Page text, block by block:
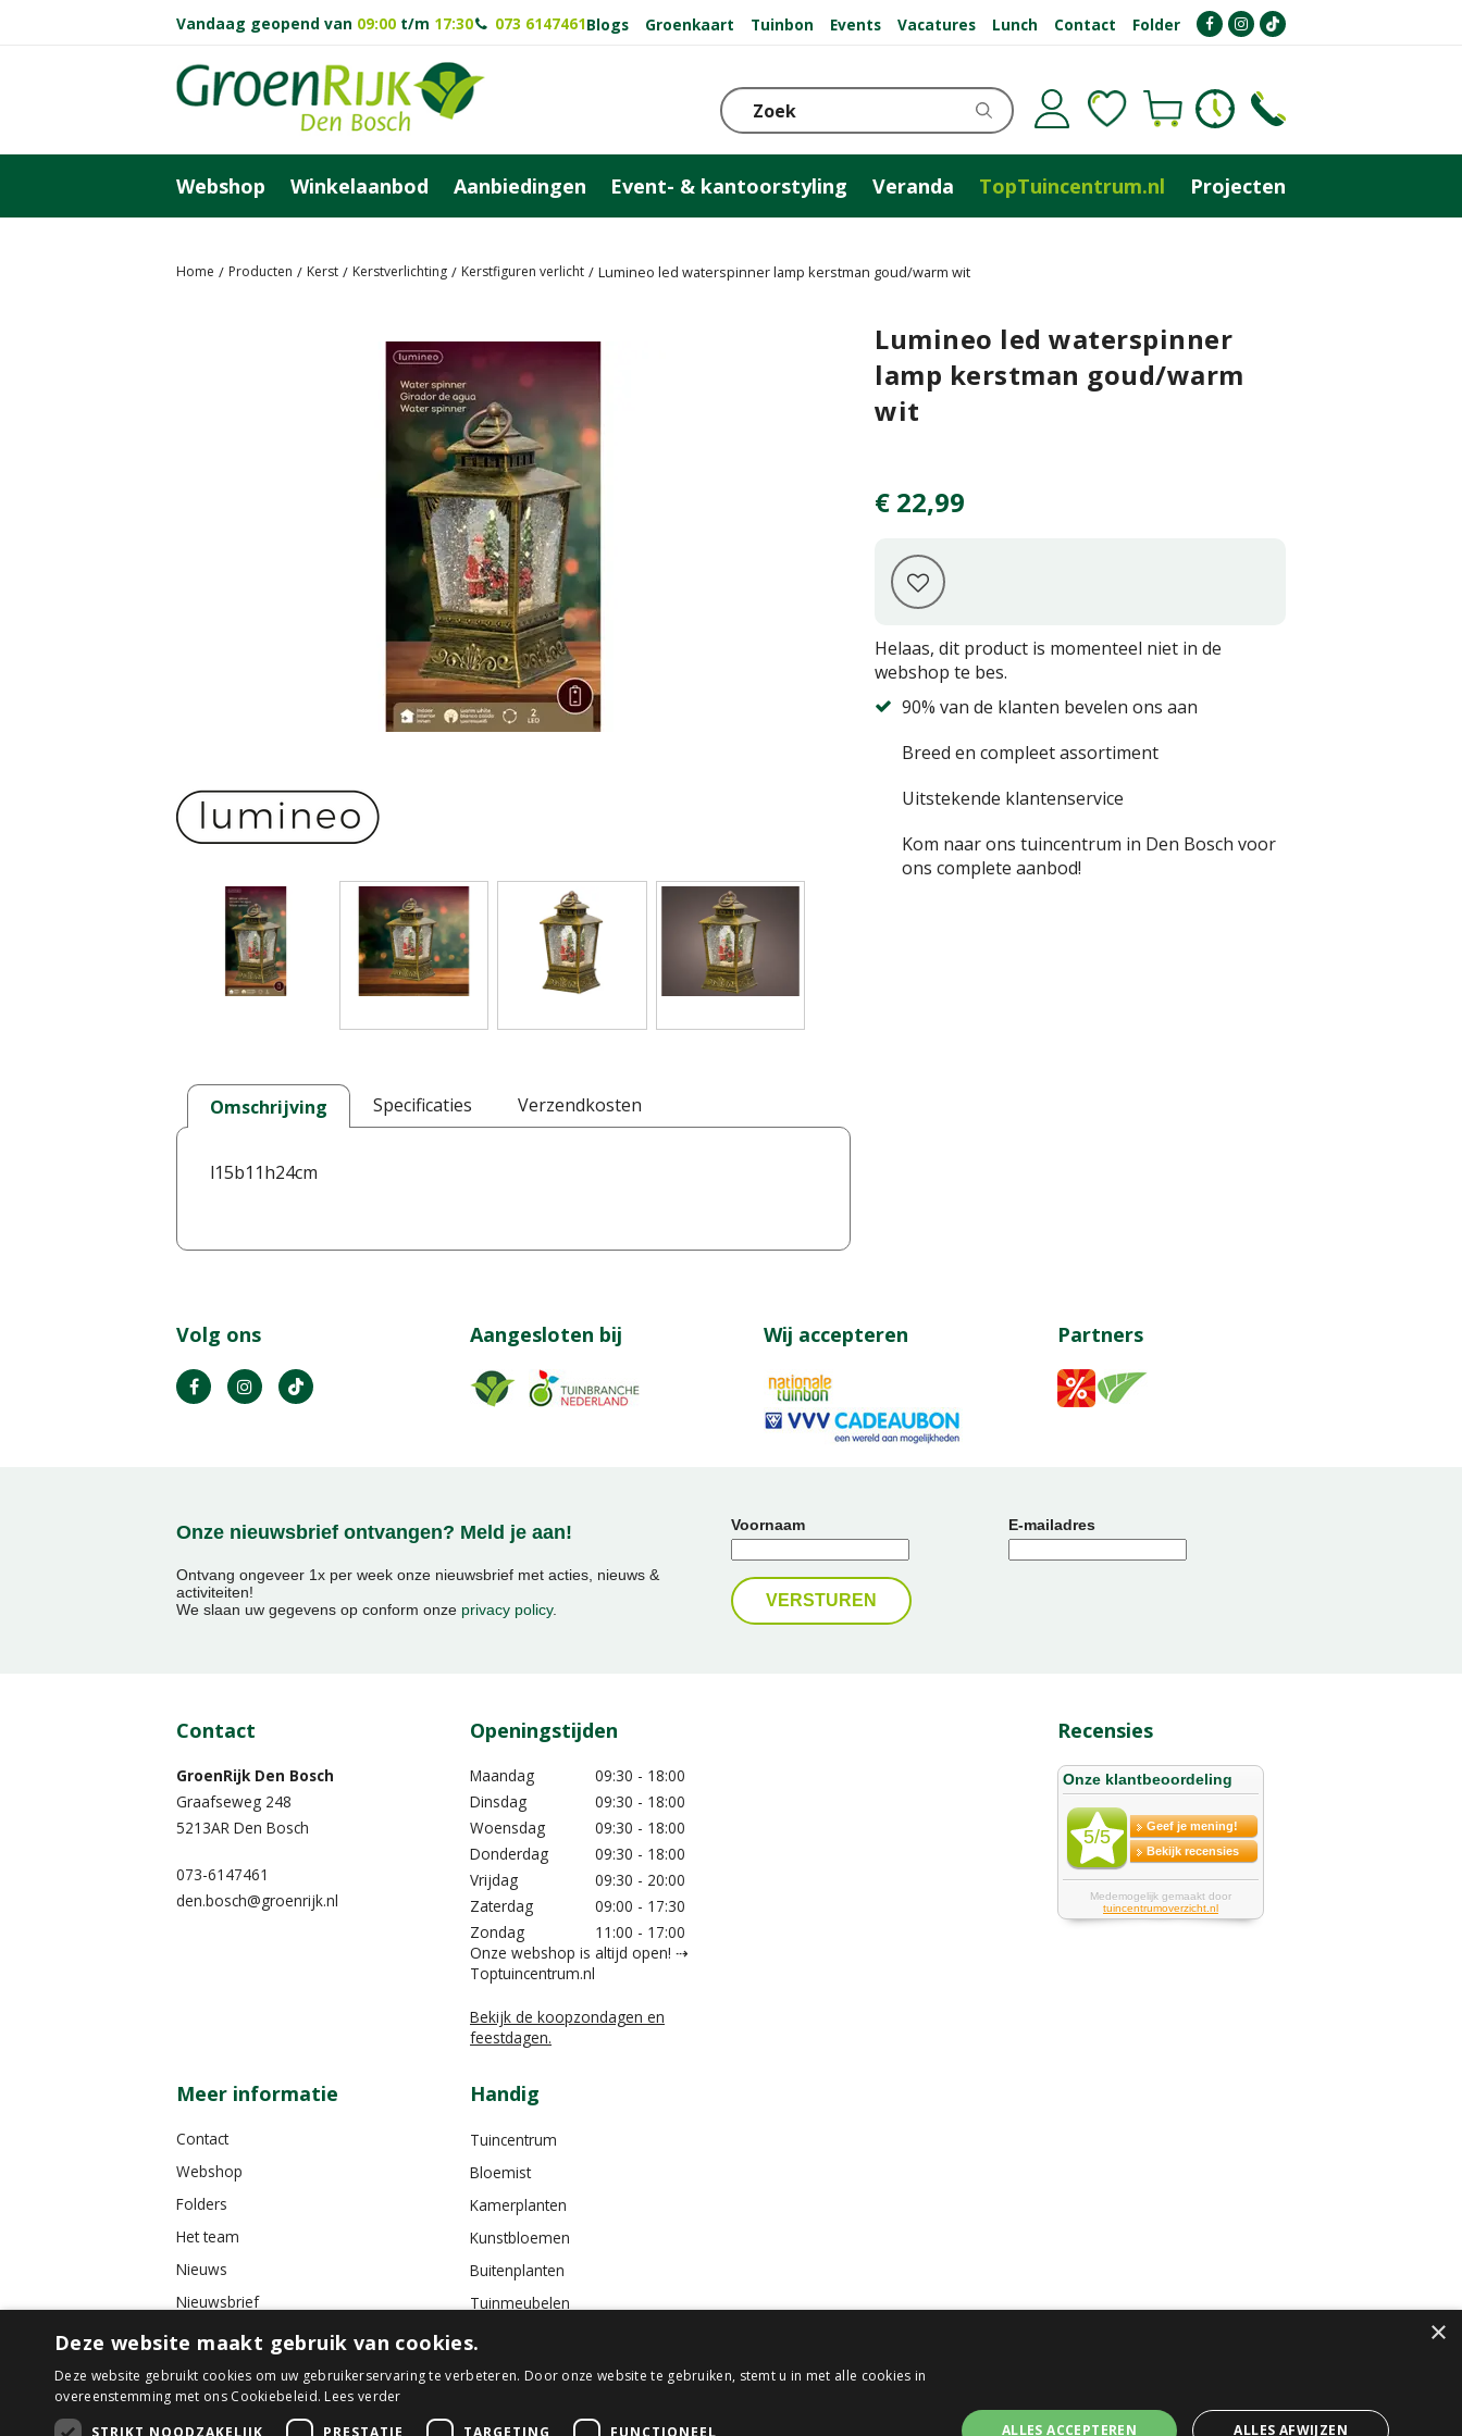
Home Producten Kerst Kerstverlichting Kerstfiguren verlicht Lumineo led waterspinner lamp kerstman goud/warm wit
Vandaag geopend van 09:00 t/m 17:30 073 6147461Blogs Groenkaart Tuinbon Events Vacatures Lunch Contact Folder
Webshop Winkelaanbod Aanbiedingen Event- & kantoorstyling Veranda TopTuincentrum.nl Projecten
Lumineo led waterspinner
lamp kerstman goud/warm
wit
€ 22,99
Helaas, dit product is momenteel niet in de
webshop te bes.
90% van de klanten bevelen ons aan
Breed en compleet assortiment
Uitstekende klantenservice
Kom naar ons tuincentrum in Den Bosch voor
ons complete aanbod!
Omschrijving Specificaties Verzendkosten
l15b11h24cm
Volg ons Aangesloten bij Wij accepteren Partners
Onze nieuwsbrief ontvangen? Meld je aan!
Ontvang ongeveer 1x per week onze nieuwsbrief met acties, nieuws &
activiteiten!
We slaan uw gegevens op conform onze privacy policy.
Voornaam E-mailadres
Contact
GroenRijk Den Bosch
Graafseweg 248
5213AR Den Bosch
073-6147461
den.bosch@groenrijk.nl
Openingstijden
Maandag
09:30 - 18:00
Dinsdag
09:30 - 18:00
Woensdag
09:30 - 18:00
Donderdag
09:30 - 18:00
Vrijdag
09:30 - 20:00
Zaterdag
09:00 - 17:30
Zondag
11:00 - 17:00
Onze webshop is altijd open! ⇢
Toptuincentrum.nl
Bekijk de koopzondagen en
feestdagen.
Recensies
Meer informatie
Contact
Webshop
Folders
Het team
Nieuws
Nieuwsbrief
Tuincafé
Vacatures
Algemene voorwaarden
Handig
Tuincentrum
Bloemist
Kamerplanten
Kunstbloemen
Buitenplanten
Tuinmeubelen
×
Deze website maakt gebruik van cookies.
Deze website gebruikt cookies om uw gebruikerservaring te verbeteren. Door onze website te gebruiken, stemt u in met alle cookies in
overeenstemming met ons Cookiebeleid. Lees verder
STRIKT NOODZAKELIJK
PRESTATIE TARGETING FUNCTIONEEL ALLES ACCEPTEREN ALLES AFWIJZEN